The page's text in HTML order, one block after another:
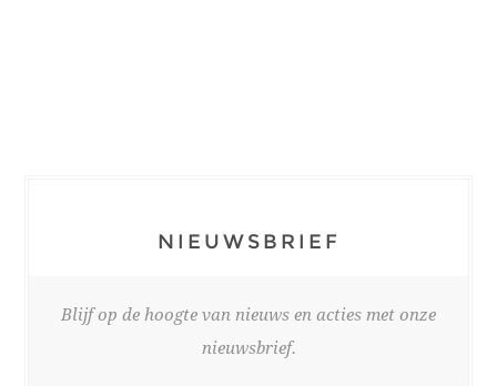
NIEUWSBRIEF
Blijf op de hoogte van nieuws en acties met onze
nieuwsbrief.